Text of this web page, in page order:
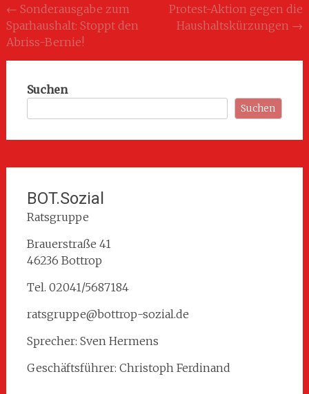
Beitragsnavigation
← Sonderausgabe zum
Sparhaushalt: Stoppt den
Abriss-Bernie!
Protest-Aktion gegen die
Haushaltskürzungen →
Suchen
Suchen
BOT.Sozial
Ratsgruppe
Brauerstraße 41
46236 Bottrop
Tel. 02041/5687184
ratsgruppe@bottrop-sozial.de
Sprecher: Sven Hermens
Geschäftsführer: Christoph Ferdinand